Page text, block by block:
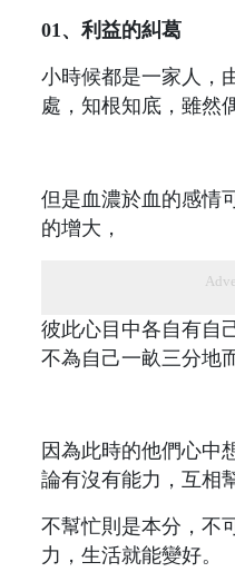
01、利益的糾葛
小時候都是一家人，
處，知根知底，雖然
但是血濃於血的感情
的增大，
彼此心目中各自有自
不為自己一畝三分地
因為此時的他們心中
論有沒有能力，互相
不幫忙則是本分，不
力，生活就能變好。